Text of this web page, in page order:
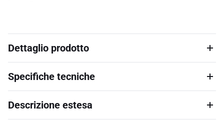
Dettaglio prodotto
Specifiche tecniche
Descrizione estesa